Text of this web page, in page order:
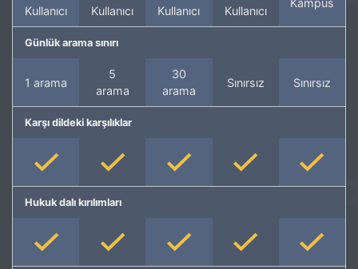
Kullanıcı
Kullanıcı
Kullanıcı
Kullanıcı
Günlük arama sınırı
1 arama
5
arama
30
arama
Sınırsız Sınırsız
Karşı dildeki karşılıklar
Hukuk dalı kırılımları